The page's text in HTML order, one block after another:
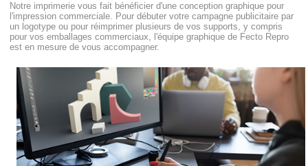
Notre imprimerie vous fait bénéficier d'une conception graphique pour
l'impression commerciale. Pour débuter votre campagne publicitaire par
un logotype ou pour réimprimer plusieurs de vos supports, y compris
pour vos emballages commerciaux, l'équipe graphique de Fecto Repro
est en mesure de vous accompagner.